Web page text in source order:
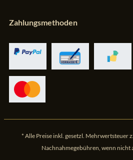
Zahlungsmethoden
* Alle Preise inkl. gesetzl. Mehrwertsteuer
Nachnahmegebühren, wenn nicht